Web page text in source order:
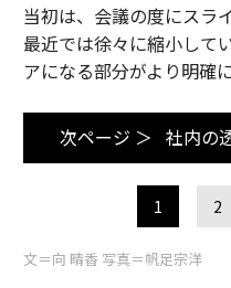
当初は、会議の度にスラ
最近では徐々に縮小して
アになる部分がより明確
次ページ ＞ 社内の
1 2
文＝向 晴香 写真＝帆足宗洋